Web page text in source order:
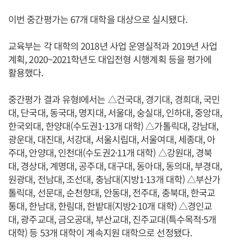
이번 중간평가는 67개 대학을 대상으로 실시됐다.
교육부는 각 대학의 2018년 사업 운영실적과 2019년 사업
계획, 2020~2021학년도 대입전형 시행계획 등을 평가에
활용했다.
중간평가 결과 유형I에서는 △건국대, 경기대, 경희대, 국민
대, 단국대, 동국대, 명지대, 서울대, 숭실대, 인하대, 중앙대,
한국외대, 한양대(수도권1·13개 대학) △가톨릭대, 강남대,
광운대, 대진대, 서강대, 서울시립대, 서울여대, 세종대, 아
주대, 안양대, 인천대(수도권2·11개 대학) △강원대, 경북
대, 경상대, 계명대, 공주대, 대구대, 동아대, 동의대, 부경대,
원광대, 전남대, 조선대, 충남대(지방1·13개 대학) △부산가
톨릭대, 선문대, 순천향대, 안동대, 전주대, 충북대, 한국교
통대, 한남대, 한림대, 한밭대(지방2·10개 대학) △경인교
대, 광주교대, 금오공대, 부산교대, 진주교대(특수목적·5개
대학) 등 53개 대학이 계속지원 대학으로 선정됐다.